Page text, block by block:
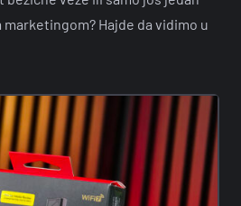
marketingom? Hajde da vidimo u